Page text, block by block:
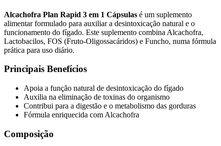
Alcachofra Plan Rapid 3 em 1 Cápsulas é um suplemento
alimentar formulado para auxiliar a desintoxicação natural e o
funcionamento do fígado. Este suplemento combina Alcachofra,
Lactobacilos, FOS (Fruto-Oligossacáridos) e Funcho, numa fórmula
prática para uso diário.
Principais Benefícios
Apoia a função natural de desintoxicação do fígado
Auxilia na eliminação de toxinas do organismo
Contribui para a digestão e o metabolismo das gorduras
Fórmula enriquecida com Alcachofra
Composição